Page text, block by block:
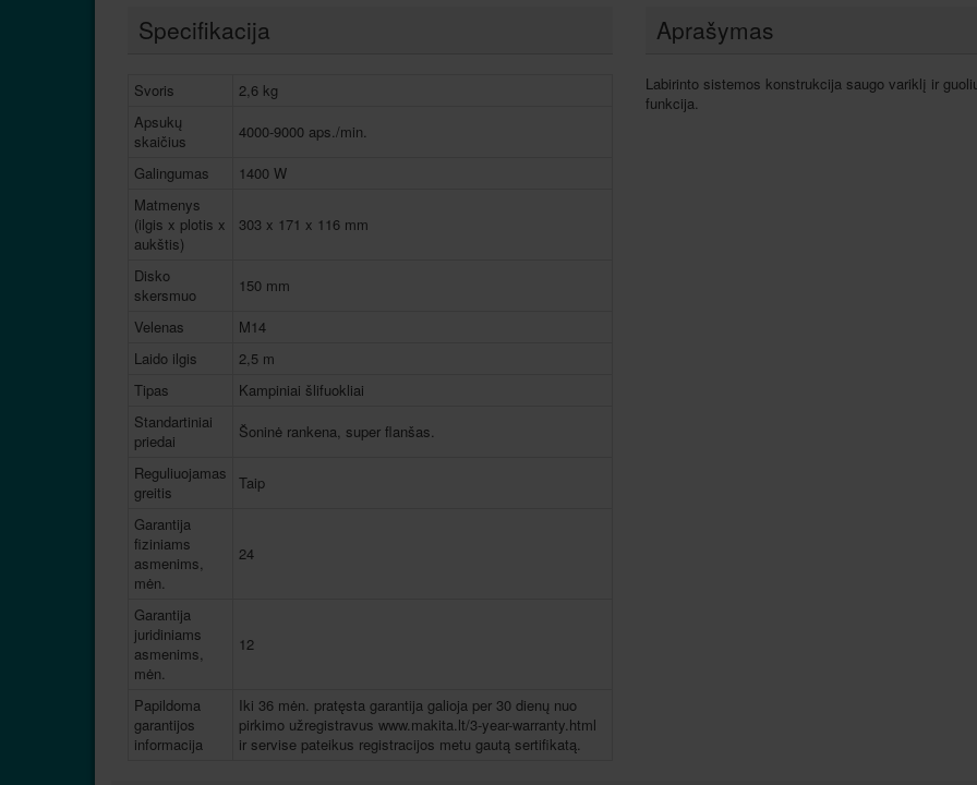
Aprašymas
Labirinto sistemos konstrukcija saugo variklį ir
funkcija.
Specifikacija
Svoris
2,6 kg
Apsukų
skaičius
4000-9000 aps./min.
Galingumas
1400 W
Matmenys
(ilgis x plotis x
aukštis)
303 x 171 x 116 mm
Disko
skersmuo
150 mm
Velenas
M14
Laido ilgis
2,5 m
Tipas
Kampiniai šlifuokliai
Standartiniai
priedai
Šoninė rankena, super flanšas.
Reguliuojamas
greitis
Taip
Garantija
fiziniams
asmenims,
mėn.
24
Garantija
juridiniams
asmenims,
mėn.
12
Papildoma
garantijos
informacija
Iki 36 mėn. pratęsta garantija galioja per 30 dienų nuo
pirkimo užregistravus www.makita.lt/3-year-warranty.html
ir servise pateikus registracijos metu gautą sertifikatą.